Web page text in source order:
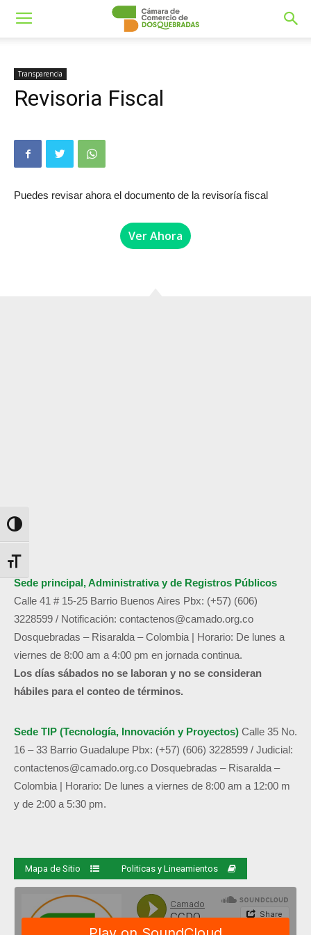
Alternar alto contraste
Alternar tamaño de letra
Transparencia
Revisoria Fiscal
Puedes revisar ahora el documento de la revisoría fiscal
Ver Ahora
Sede principal, Administrativa y de Registros Públicos
Calle 41 # 15-25 Barrio Buenos Aires Pbx: (+57) (606)
3228599 / Notificación: contactenos@camado.org.co
Dosquebradas – Risaralda – Colombia | Horario: De lunes a
viernes de 8:00 am a 4:00 pm en jornada continua.
Los días sábados no se laboran y no se consideran
hábiles para el conteo de términos.
Sede TIP (Tecnología, Innovación y Proyectos) Calle 35 No.
16 – 33 Barrio Guadalupe Pbx: (+57) (606) 3228599 / Judicial:
contactenos@camado.org.co Dosquebradas – Risaralda –
Colombia | Horario: De lunes a viernes de 8:00 am a 12:00 m
y de 2:00 a 5:30 pm.
Mapa de Sitio Politicas y Lineamientos